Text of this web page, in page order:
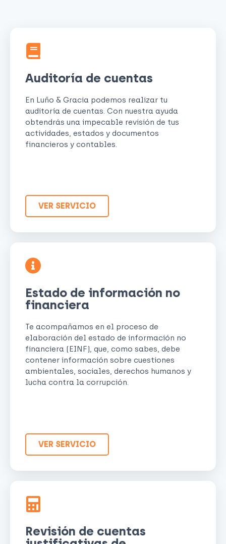
Auditoría de cuentas
En Luño & Gracia podemos realizar tu
auditoría de cuentas. Con nuestra ayuda
obtendrás una impecable revisión de tus
actividades, estados y documentos
financieros y contables.
VER SERVICIO
Estado de información no
financiera
Te acompañamos en el proceso de
elaboración del estado de información no
financiera (EINF), que, como sabes, debe
contener información sobre cuestiones
ambientales, sociales, derechos humanos y
lucha contra la corrupción.
VER SERVICIO
Revisión de cuentas